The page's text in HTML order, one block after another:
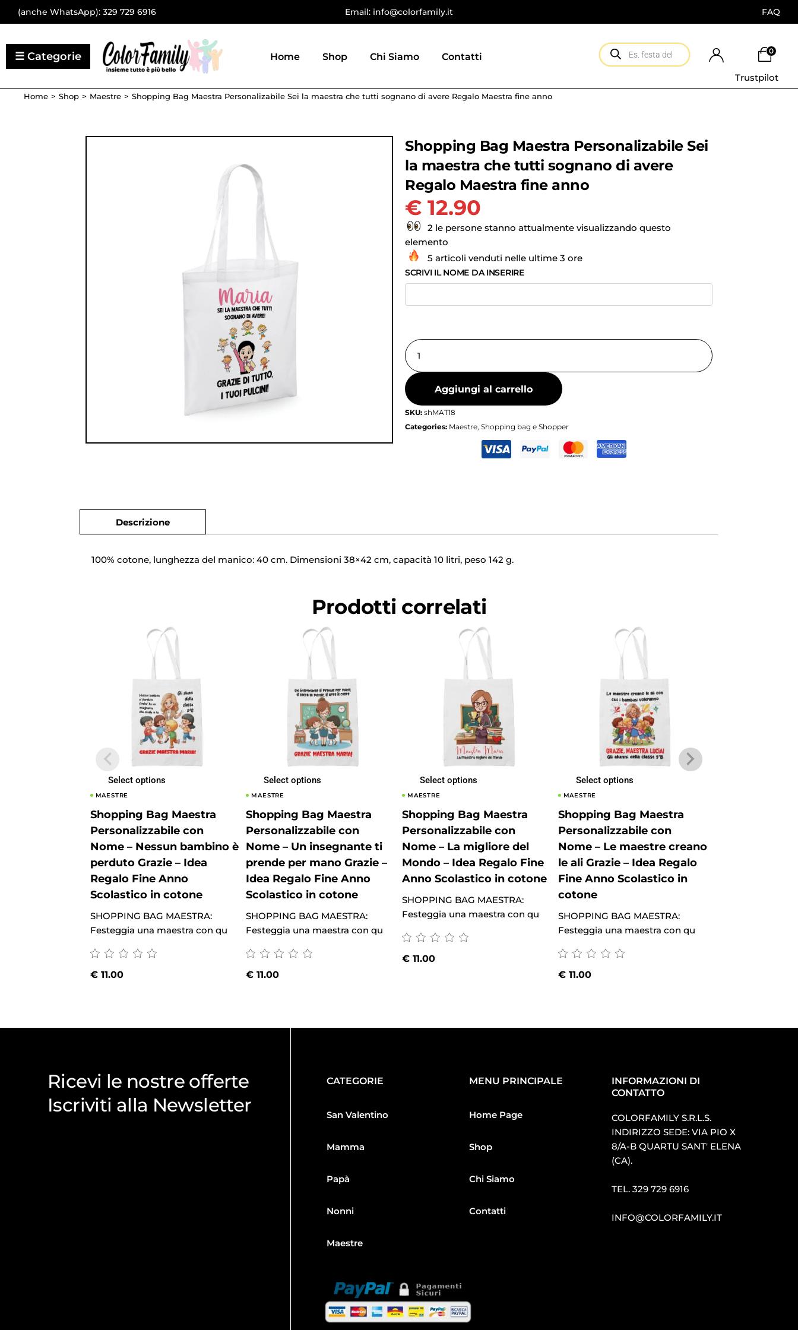
(anche WhatsApp): 329 729 6916 Email: info@colorfamily.it FAQ
Home Shop Chi Siamo Contatti 0
Trustpilot
Home Shop Maestre Shopping Bag Maestra Personalizabile Sei la maestra che tutti sognano di avere Regalo Maestra fine anno
Shopping Bag Maestra Personalizabile Sei
la maestra che tutti sognano di avere
Regalo Maestra fine anno
€ 12.90
2 le persone stanno attualmente visualizzando questo
elemento
5 articoli venduti nelle ultime 3 ore
SCRIVI IL NOME DA INSERIRE
Aggiungi al carrello
SKU: shMAT18
Categories: Maestre, Shopping bag e Shopper
Descrizione
100% cotone, lunghezza del manico: 40 cm. Dimensioni 38×42 cm, capacità 10 litri, peso 142 g.
Prodotti correlati
Select options
MAESTRE
Shopping Bag Maestra
Personalizzabile con
Nome – Nessun bambino è
perduto Grazie – Idea
Regalo Fine Anno
Scolastico in cotone
SHOPPING BAG MAESTRA:
Festeggia una maestra con qu
€11.00
Select options
MAESTRE
Shopping Bag Maestra
Personalizzabile con
Nome – Un insegnante ti
prende per mano Grazie –
Idea Regalo Fine Anno
Scolastico in cotone
SHOPPING BAG MAESTRA:
Festeggia una maestra con qu
€ 11.00
Select options
MAESTRE
Shopping Bag Maestra
Personalizzabile con
Nome – La migliore del
Mondo – Idea Regalo Fine
Anno Scolastico in cotone
SHOPPING BAG MAESTRA:
Festeggia una maestra con qu
€ 11.00
Select options
MAESTRE
Shopping Bag Maestra
Personalizzabile con
Nome – Le maestre creano
le ali Grazie – Idea Regalo
Fine Anno Scolastico in
cotone
SHOPPING BAG MAESTRA:
Festeggia una maestra con qu
€11.00
Ricevi le nostre offerte
Iscriviti alla Newsletter
CATEGORIE
San Valentino
Mamma
Papà
Nonni
Maestre
MENU PRINCIPALE
Home Page
Shop
Chi Siamo
Contatti
INFORMAZIONI DI
CONTATTO
COLORFAMILY S.R.L.S.
INDIRIZZO SEDE: VIA PIO X
8/A-B QUARTU SANT′ ELENA
(CA).
TEL.329 729 6916
INFO@COLORFAMILY.IT